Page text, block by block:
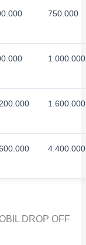
750.000
1.000.000
1.600.000
4.400.000
DROP OFF